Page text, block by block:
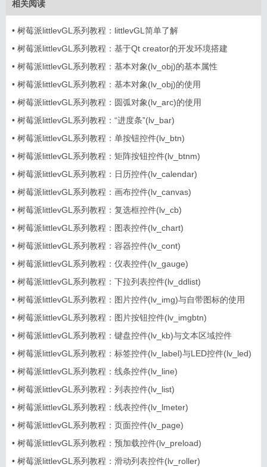
相关阅读
• 树莓派littlevGL系列教程：littlevGL简单了解
• 树莓派littlevGL系列教程：基于Qt creator的开发环境搭建
• 树莓派littlevGL系列教程：基本对象(lv_obj)的基本属性
• 树莓派littlevGL系列教程：基本对象(lv_obj)的使用
• 树莓派littlevGL系列教程：圆弧对象(lv_arc)的使用
• 树莓派littlevGL系列教程：“进度条”(lv_bar)
• 树莓派littlevGL系列教程：单按钮控件(lv_btn)
• 树莓派littlevGL系列教程：矩阵按钮控件(lv_btnm)
• 树莓派littlevGL系列教程：日历控件(lv_calendar)
• 树莓派littlevGL系列教程：画布控件(lv_canvas)
• 树莓派littlevGL系列教程：复选框控件(lv_cb)
• 树莓派littlevGL系列教程：图表控件(lv_chart)
• 树莓派littlevGL系列教程：容器控件(lv_cont)
• 树莓派littlevGL系列教程：仪表控件(lv_gauge)
• 树莓派littlevGL系列教程：下拉列表控件(lv_ddlist)
• 树莓派littlevGL系列教程：图片控件(lv_img)与自带图标的使用
• 树莓派littlevGL系列教程：图片按钮控件(lv_imgbtn)
• 树莓派littlevGL系列教程：键盘控件(lv_kb)与文本区域控件
(lv_ta)
• 树莓派littlevGL系列教程：标签控件(lv_label)与LED控件(lv_led)
• 树莓派littlevGL系列教程：线条控件(lv_line)
• 树莓派littlevGL系列教程：列表控件(lv_list)
• 树莓派littlevGL系列教程：线表控件(lv_lmeter)
• 树莓派littlevGL系列教程：页面控件(lv_page)
• 树莓派littlevGL系列教程：预加载控件(lv_preload)
• 树莓派littlevGL系列教程：滑动列表控件(lv_roller)